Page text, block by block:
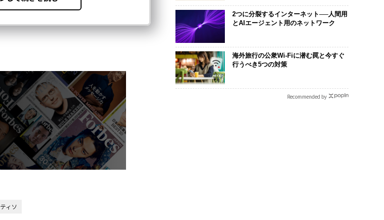
ティソ
2つに分裂するインターネット──人間用
とAIエージェント用のネットワーク
海外旅行の公衆Wi-Fiに潜む罠と今すぐ
行うべき5つの対策
Recommended by